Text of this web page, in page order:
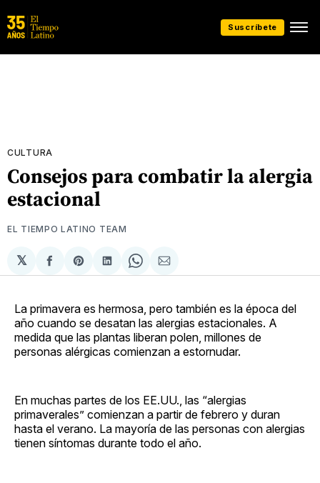
Suscríbete
CULTURA
Consejos para combatir la alergia
estacional
EL TIEMPO LATINO TEAM
𝕏
Compartir
en
Share
on
Compartir
en
Share
on
Compartir
via
La primavera es hermosa, pero también es la época del
año cuando se desatan las alergias estacionales. A
medida que las plantas liberan polen, millones de
personas alérgicas comienzan a estornudar.
En muchas partes de los EE.UU., las “alergias
primaverales” comienzan a partir de febrero y duran
hasta el verano. La mayoría de las personas con alergias
tienen síntomas durante todo el año.